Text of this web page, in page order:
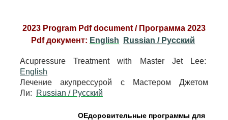
2023 Program Pdf document / Программа 2023
Pdf документ: English Russian / Pусский
Acupressure Treatment with Master Jet Lee:
English
Лечение акупрессурой с Мастером Джетом
Ли:
Russian / Pусский
ОЕдоровительные программы для